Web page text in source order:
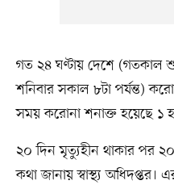
গত ২৪ ঘণ্টায় দেশে (গতকাল
শনিবার সকাল ৮টা পর্যন্ত)
সময় করোনা শনাক্ত হয়েছে ১
২০ দিন মৃত্যুহীন থাকার পর
কথা জানায় স্বাস্থ্য অধিদপ্তর।